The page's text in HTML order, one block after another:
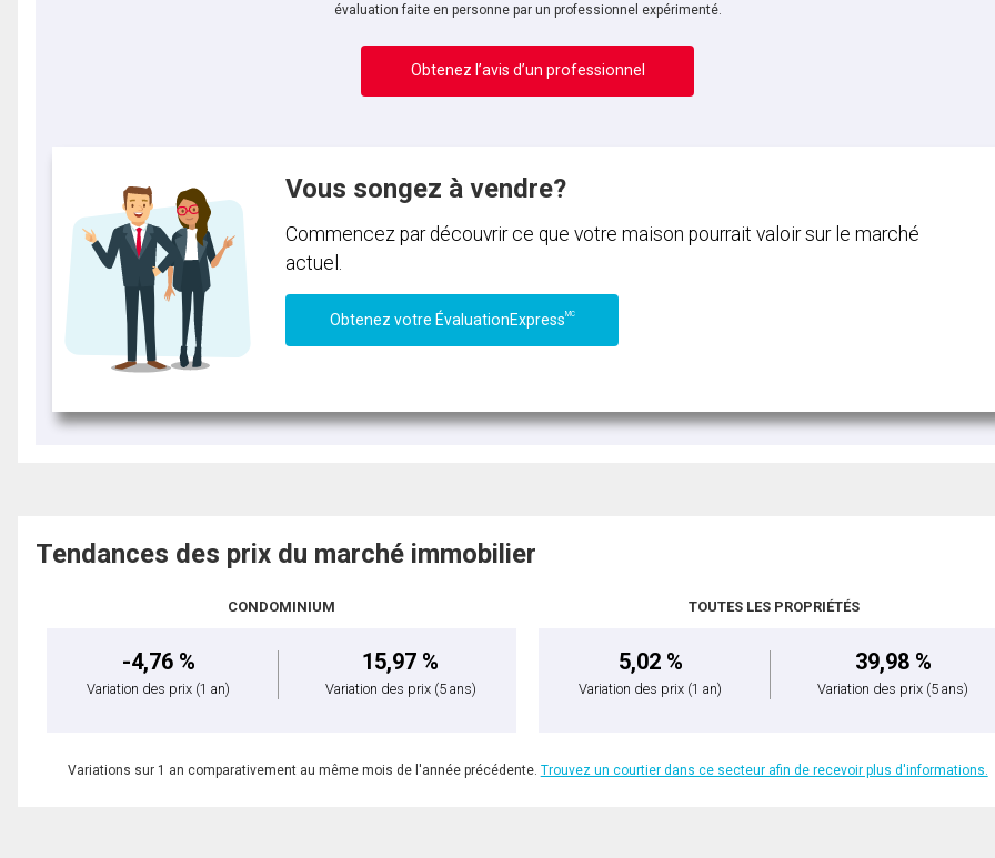
évaluation faite en personne par un professionnel expérimenté.
Obtenez l’avis d’un professionnel
Vous songez à vendre?
Commencez par découvrir ce que votre maison pourrait valoir sur le marché
actuel.
Obtenez votre ÉvaluationExpressMC
Tendances des prix du marché immobilier
CONDOMINIUM
-4,76 %
Variation des prix (1 an)
15,97 %
Variation des prix (5 ans)
TOUTES LES PROPRIÉTÉS
5,02 %
Variation des prix (1 an)
39,98 %
Variation des prix (5 ans)
Variations sur 1 an comparativement au même mois de l'année précédente. Trouvez un courtier dans ce secteur afin de recevoir plus d'informations.